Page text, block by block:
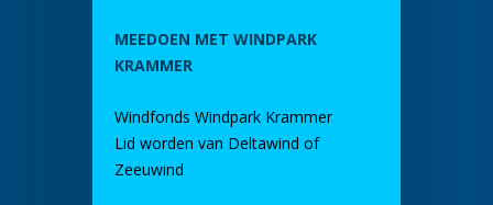
MEEDOEN MET WINDPARK
KRAMMER
Windfonds Windpark Krammer
Lid worden van Deltawind of
Zeeuwind